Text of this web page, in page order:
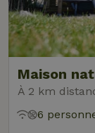
Maison
À 2 km
6